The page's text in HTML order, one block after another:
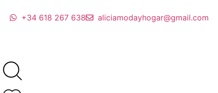
+34 618 267 638 aliciamodayhogar@gmail.com